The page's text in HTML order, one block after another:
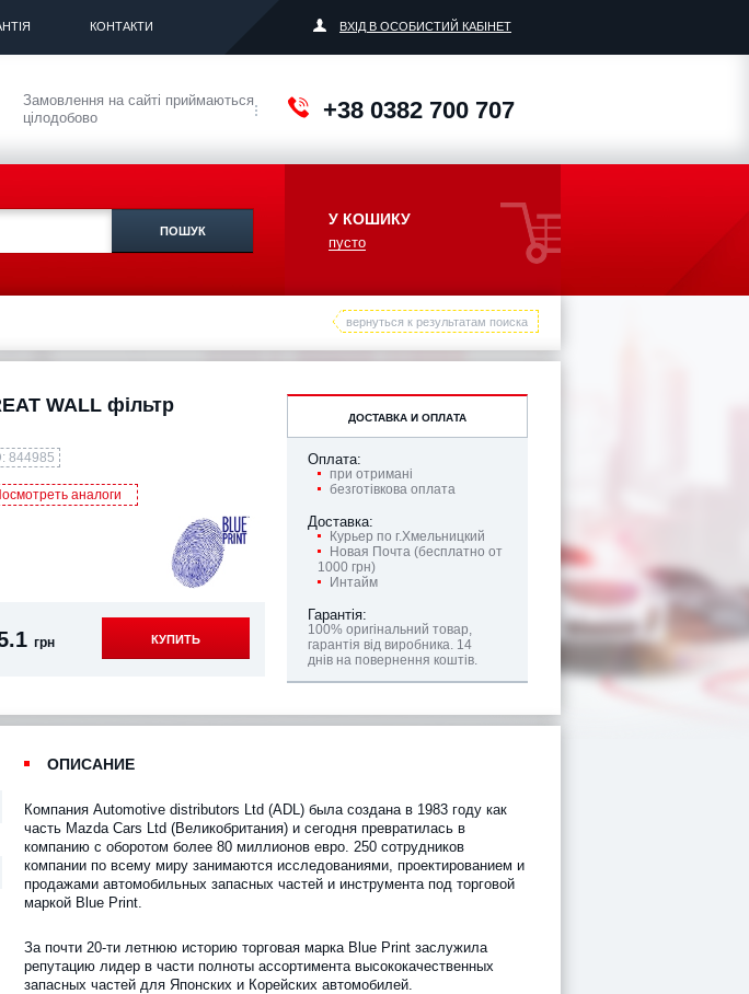
КОНТАКТИ ВХІД В ОСОБИСТИЙ КАБІНЕТ
Замовлення на сайті приймаються
цілодобово
+38 0382 700 707
У КОШИКУ
пусто
вернуться к результатам поиска
WALL фільтр
844985
аналоги
грн КУПИТЬ
ДОСТАВКА И ОПЛАТА
Оплата:
при отримані
безготівкова оплата
Доставка:
Курьер по г.Хмельницкий
Новая Почта (бесплатно от
1000 грн)
Интайм
Гарантія:
100% оригінальний товар,
гарантія від виробника. 14
днів на повернення коштів.
ОПИСАНИЕ
Компания Automotive distributors Ltd (ADL) была создана в 1983 году как
часть Mazda Cars Ltd (Великобритания) и сегодня превратилась в
компанию с оборотом более 80 миллионов евро. 250 сотрудников
компании по всему миру занимаются исследованиями, проектированием и
продажами автомобильных запасных частей и инструмента под торговой
маркой Blue Print.
За почти 20-ти летнюю историю торговая марка Blue Print заслужила
репутацию лидер в части полноты ассортимента высококачественных
запасных частей для Японских и Корейских автомобилей.